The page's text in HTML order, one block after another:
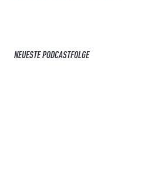
NEUESTE PODCASTFOLGE